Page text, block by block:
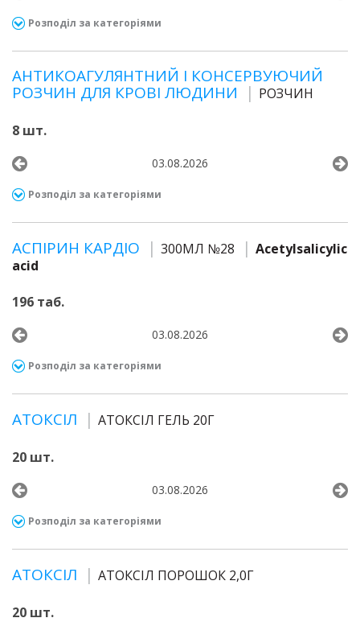
Розподіл за категоріями
АНТИКОАГУЛЯНТНИЙ І КОНСЕРВУЮЧИЙ
РОЗЧИН ДЛЯ КРОВІ ЛЮДИНИ
РОЗЧИН
8 шт.
03.08.2026
Розподіл за категоріями
АСПІРИН КАРДІО 300МЛ №28
Acetylsalicylic
acid
196 таб.
03.08.2026
Розподіл за категоріями
АТОКСІЛ АТОКСІЛ ГЕЛЬ 20Г
20 шт.
03.08.2026
Розподіл за категоріями
АТОКСІЛ АТОКСІЛ ПОРОШОК 2,0Г
20 шт.